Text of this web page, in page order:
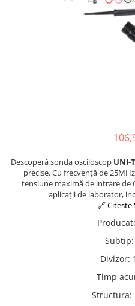
Descoperă sonda osciloscop UNI-
precise. Cu frecvență de
tensiune maximă de intrare de
aplicații de laborator,
🔗 Citeste
Subtip:
Divizor:
Timp
Structura: